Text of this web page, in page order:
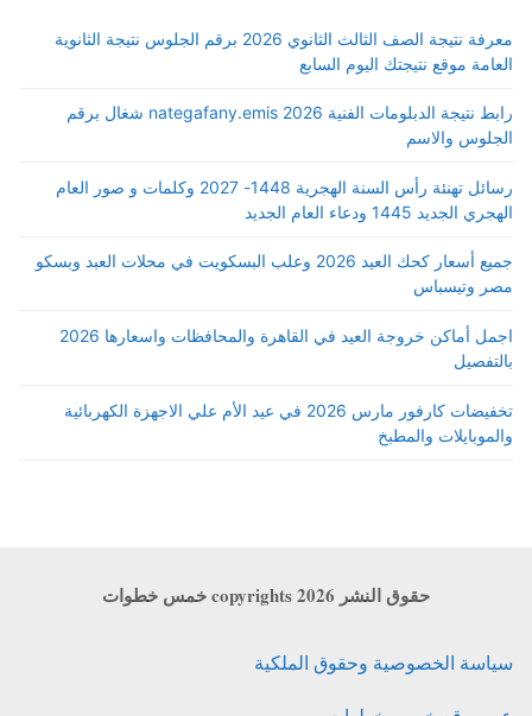
معرفة نتيجة الصف الثالث الثانوي 2026 برقم الجلوس نتيجة الثانوية
العامة موقع نتيجتك اليوم السابع
رابط نتيجة الدبلومات الفنية 2026 nategafany.emis شغال برقم
الجلوس والاسم
رسائل تهنئة رأس السنة الهجرية 1448- 2027 وكلمات و صور العام
الهجري الجديد 1445 ودعاء العام الجديد
جميع أسعار كحك العيد 2026 وعلب البسكويت في محلات العبد وبسكو
مصر وتيسباس
اجمل أماكن خروجة العيد في القاهرة والمحافظات واسعارها 2026
بالتفصيل
تخفيضات كارفور مارس 2026 في عيد الأم علي الاجهزة الكهربائية
والموبايلات والمطبخ
حقوق النشر copyrights 2026 خمس خطوات
سياسة الخصوصية وحقوق الملكية